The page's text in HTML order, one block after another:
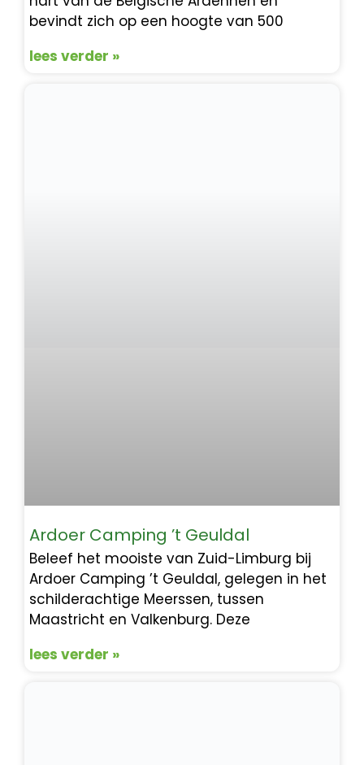
bevindt zich op een hoogte van 500
lees verder »
Ardoer Camping ’t Geuldal
Beleef het mooiste van Zuid-Limburg bij
Ardoer Camping ’t Geuldal, gelegen in het
schilderachtige Meerssen, tussen
Maastricht en Valkenburg. Deze
lees verder »